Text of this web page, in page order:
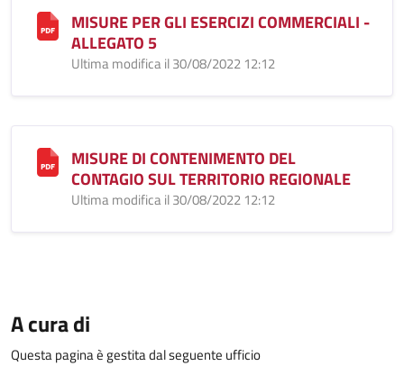
MISURE PER GLI ESERCIZI COMMERCIALI -
ALLEGATO 5
Ultima modifica il 30/08/2022 12:12
MISURE DI CONTENIMENTO DEL
CONTAGIO SUL TERRITORIO REGIONALE
Ultima modifica il 30/08/2022 12:12
A cura di
Questa pagina è gestita dal seguente ufficio